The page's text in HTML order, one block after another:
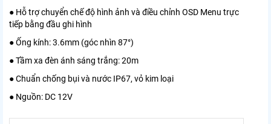
● Hỗ trợ chuyển chế độ hình ảnh và điều chỉnh OSD Menu trực
tiếp bằng đầu ghi hình
● Ống kính: 3.6mm (góc nhìn 87°)
● Tầm xa đèn ánh sáng trắng: 20m
● Chuẩn chống bụi và nước IP67, vỏ kim loại
● Nguồn: DC 12V